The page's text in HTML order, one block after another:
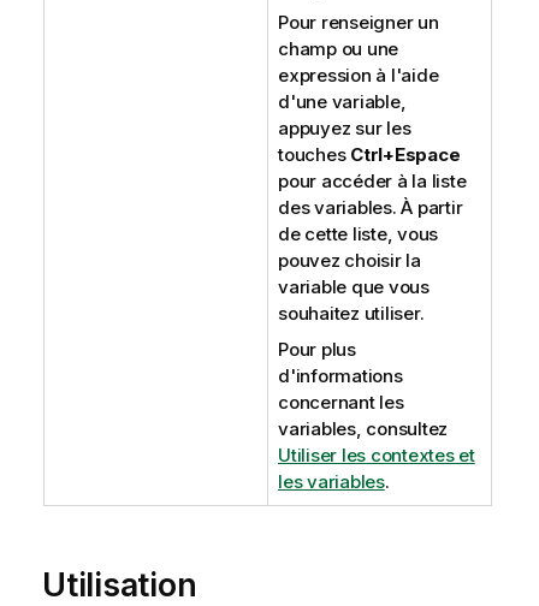
Pour renseigner un
champ ou une
expression à l'aide
d'une variable,
appuyez sur les
touches Ctrl+Espace
pour accéder à la liste
des variables. À partir
de cette liste, vous
pouvez choisir la
variable que vous
souhaitez utiliser.
Pour plus
d'informations
concernant les
variables, consultez
Utiliser les contextes et
les variables.
Utilisation